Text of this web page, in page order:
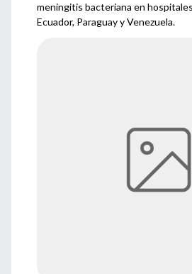
meningitis bacteriana en
Ecuador, Paraguay y Venezuela.